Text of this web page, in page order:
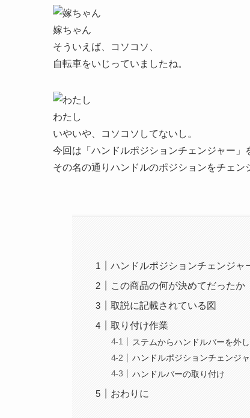
嫁ちゃん
そういえば、コソコソ、
自転車をいじっていましたね。
わたし
いやいや、コソコソしてないし。
今回は「ハンドルポジションチェンジャー」
その名の通りハンドルのポジションをチェン
ハンドルポジションチェンジャ
この商品の何が決めてだったか
取説に記載されている図
取り付け作業
ステムからハンドルバーを外
ハンドルポジションチェンジ
ハンドルバーの取り付け
おわりに